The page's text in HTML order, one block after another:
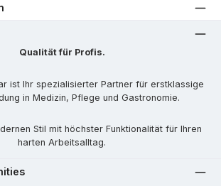
Qualität für Profis.
ist Ihr spezialisierter Partner für erstklassige
in Medizin, Pflege und Gastronomie.
Stil mit höchster Funktionalität für Ihren
harten Arbeitsalltag.